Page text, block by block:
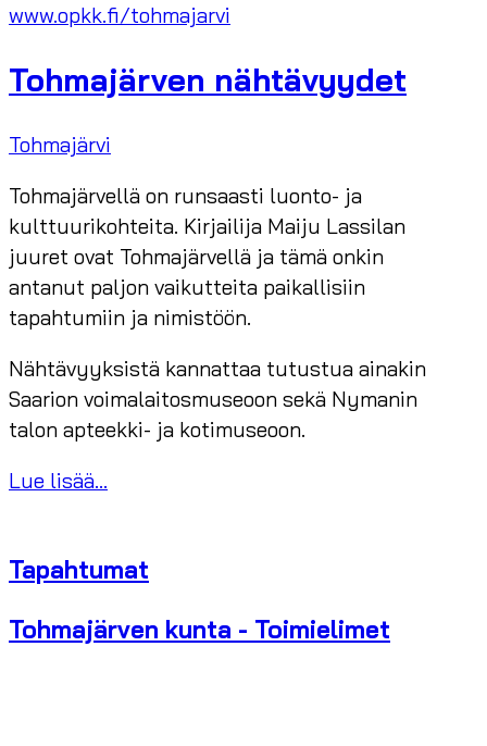
www.opkk.fi/tohmajarvi
Tohmajärven nähtävyydet
Tohmajärvi
Tohmajärvellä on runsaasti luonto- ja
kulttuurikohteita. Kirjailija Maiju Lassilan
juuret ovat Tohmajärvellä ja tämä onkin
antanut paljon vaikutteita paikallisiin
tapahtumiin ja nimistöön.
Nähtävyyksistä kannattaa tutustua ainakin
Saarion voimalaitosmuseoon sekä Nymanin
talon apteekki- ja kotimuseoon.
Lue lisää...
Tapahtumat
Tohmajärven kunta - Toimielimet